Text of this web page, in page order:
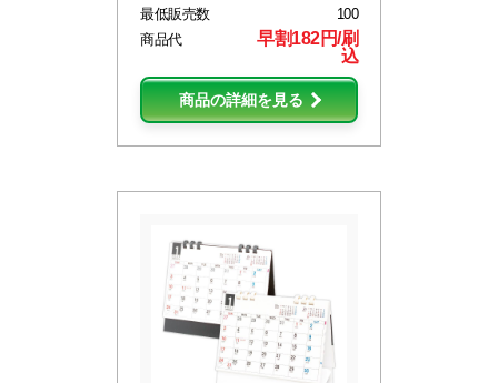
最低販売数
100
商品代
早割182円/刷
込
商品の詳細を見る